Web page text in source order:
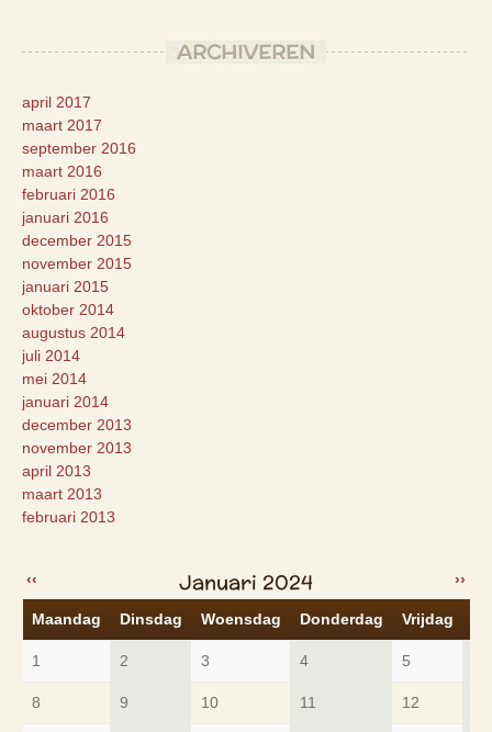
ARCHIVEREN
april 2017
maart 2017
september 2016
maart 2016
februari 2016
januari 2016
december 2015
november 2015
januari 2015
oktober 2014
augustus 2014
juli 2014
mei 2014
januari 2014
december 2013
november 2013
april 2013
maart 2013
februari 2013
‹‹ ››
Januari 2024
Maandag Dinsdag Woensdag Donderdag Vrijdag
1 2 3 4 5
8 9 10 11 12